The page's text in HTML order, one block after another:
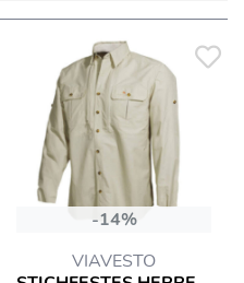
-14%
VIAVESTO